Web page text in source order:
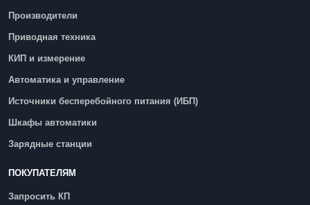
Производители
Приводная техника
КИП и измерение
Автоматика и управление
Источники бесперебойного питания (ИБП)
Шкафы автоматики
Зарядные станции
ПОКУПАТЕЛЯМ
Запросить КП